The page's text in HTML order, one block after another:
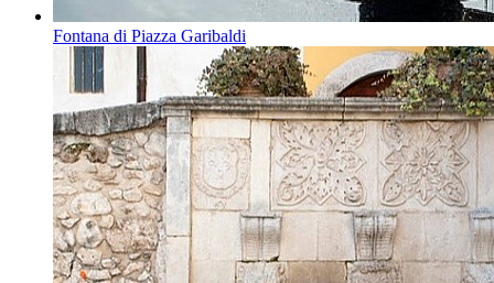
Fontana di Piazza Garibaldi